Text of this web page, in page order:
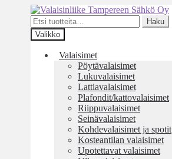
Siirry
navigointiin
Siirry
sisältöön
Etsi:
Haku
Valikko
Valaisimet
Pöytävalaisimet
Lukuvalaisimet
Lattiavalaisimet
Plafondit/kattovalaisimet
Riippuvalaisimet
Seinävalaisimet
Kohdevalaisimet ja spotit
Kosteantilan valaisimet
Upotettavat valaisimet